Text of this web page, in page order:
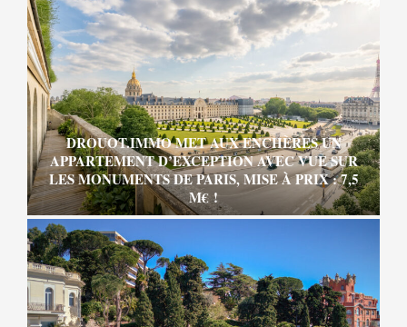
DROUOT.IMMO MET AUX ENCHÈRES UN
APPARTEMENT D’EXCEPTION AVEC VUE SUR
LES MONUMENTS DE PARIS, MISE À PRIX : 7,5
M€ !